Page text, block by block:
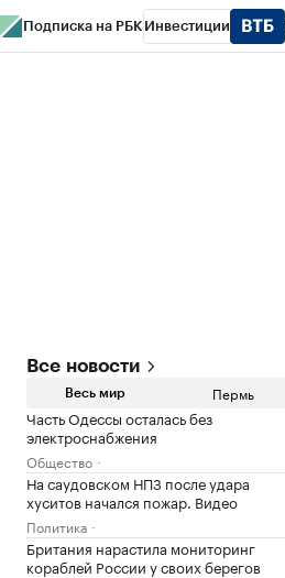
Подписка на РБК Инвестиции
Все новости
Весь мир Пермь
Часть Одессы осталась без
электроснабжения
Общество
На саудовском НПЗ после удара
хуситов начался пожар. Видео
Политика
Британия нарастила мониторинг
кораблей России у своих берегов